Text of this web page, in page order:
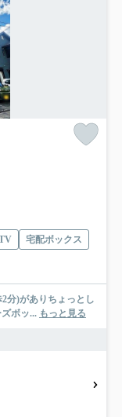
宅配ボックス
分)がありちょっとし
ボッ... もっと見る